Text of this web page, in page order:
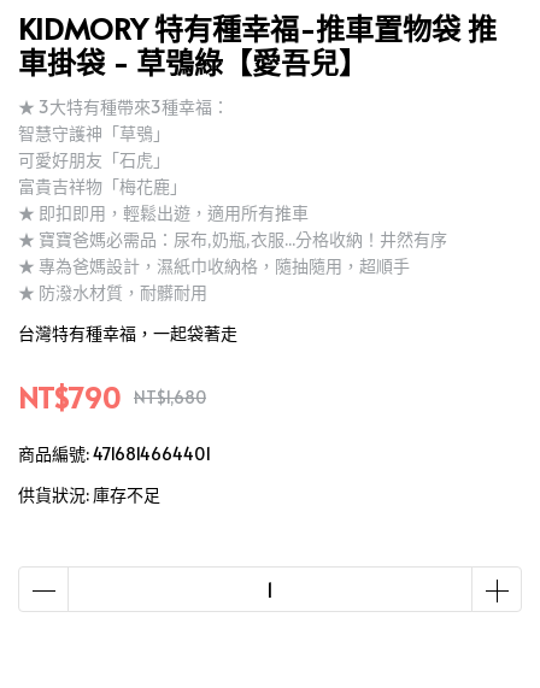
KIDMORY 特有種幸福-推車置物袋 推
車掛袋 - 草鴞綠【愛吾兒】
★ 3大特有種帶來3種幸福：
智慧守護神「草鴞」
可愛好朋友「石虎」
富貴吉祥物「梅花鹿」
★ 即扣即用，輕鬆出遊，適用所有推車
★ 寶寶爸媽必需品：尿布,奶瓶,衣服...分格收納！井然有序
★ 專為爸媽設計，濕紙巾收納格，隨抽隨用，超順手
★ 防潑水材質，耐髒耐用
台灣特有種幸福，一起袋著走
NT$790 NT$1,680
商品編號:4716814664401
供貨狀況: 庫存不足